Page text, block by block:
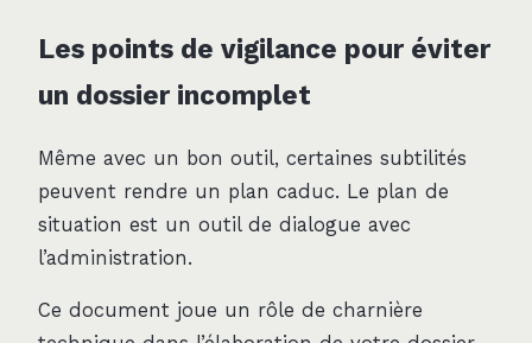
Les points de vigilance pour éviter
un dossier incomplet
Même avec un bon outil, certaines subtilités
peuvent rendre un plan caduc. Le plan de
situation est un outil de dialogue avec
l’administration.
Ce document joue un rôle de charnière